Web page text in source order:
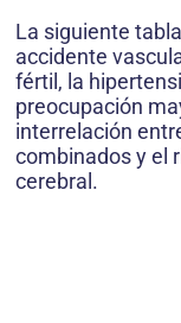
La siguiente
accidente
fértil, la
preocupación
interrelación
combinados y el
cerebral.